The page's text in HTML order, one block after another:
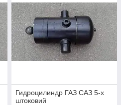
Гидроцилиндр ГАЗ САЗ 5-х
штоковий